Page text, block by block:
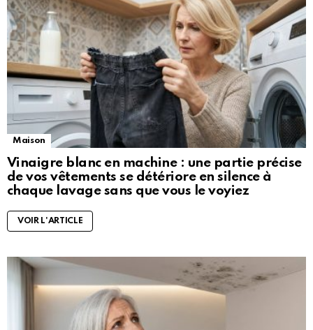
Maison
Vinaigre blanc en machine : une partie précise
de vos vêtements se détériore en silence à
chaque lavage sans que vous le voyiez
VOIR L'ARTICLE